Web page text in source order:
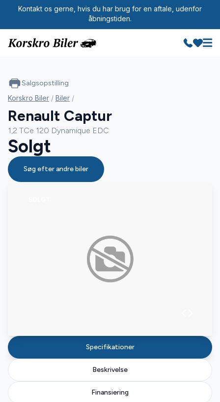
Kontakt os gerne, hvis du har brug for en aftale, udenfor
åbningstiden.
Specifikationer
Beskrivelse
Finansiering
Salgsopstilling
Korskro Biler / Biler /
Renault Captur
1,2 TCe 120 Dynamique EDC
Solgt
Søg efter andre biler